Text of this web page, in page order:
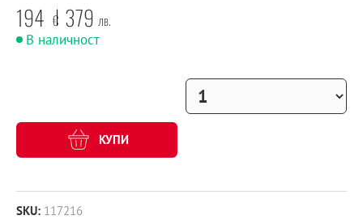
194 € 379 лв.
В наличност
КУПИ
SKU: 117216